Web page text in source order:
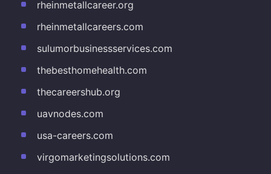
rheinmetallcareer.org
rheinmetallcareers.com
sulumorbusinessservices.com
thebesthomehealth.com
thecareershub.org
uavnodes.com
usa-careers.com
virgomarketingsolutions.com